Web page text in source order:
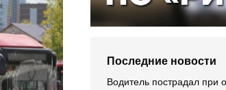
Последние новости
Водитель пострадал при